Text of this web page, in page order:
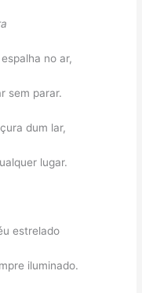
no ar,
sem parar.
dum lar,
lugar.
estrelado
iluminado.